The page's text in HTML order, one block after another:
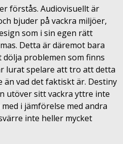
förstås. Audiovisuellt är
bjuder på vackra miljöer,
som i sin egen rätt
Detta är däremot bara
problemen som finns
lurat spelare att tro att detta
än vad det faktiskt är. Destiny
utöver sitt vackra yttre inte
i jämförelse med andra
inte heller mycket